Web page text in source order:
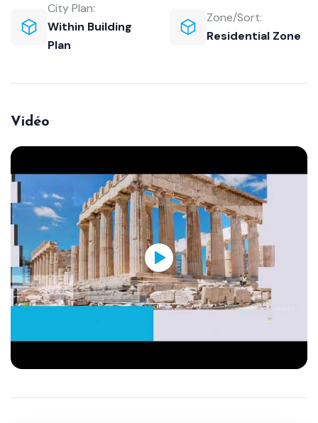
City Plan:
Within Building
Plan
Zone/Sort:
Residential Zone
Vidéo